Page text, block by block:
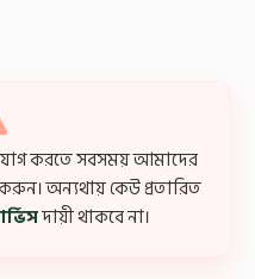
করতে সবসময় আমাদের
অন্যথায় কেউ প্রতারিত
দায়ী থাকবে না।